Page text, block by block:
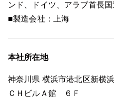
ンド、ドイツ、アラブ首長国
■製造会社：上海
本社所在地
神奈川県 横浜市港北区新横
ＣＨビルＡ館 ６Ｆ